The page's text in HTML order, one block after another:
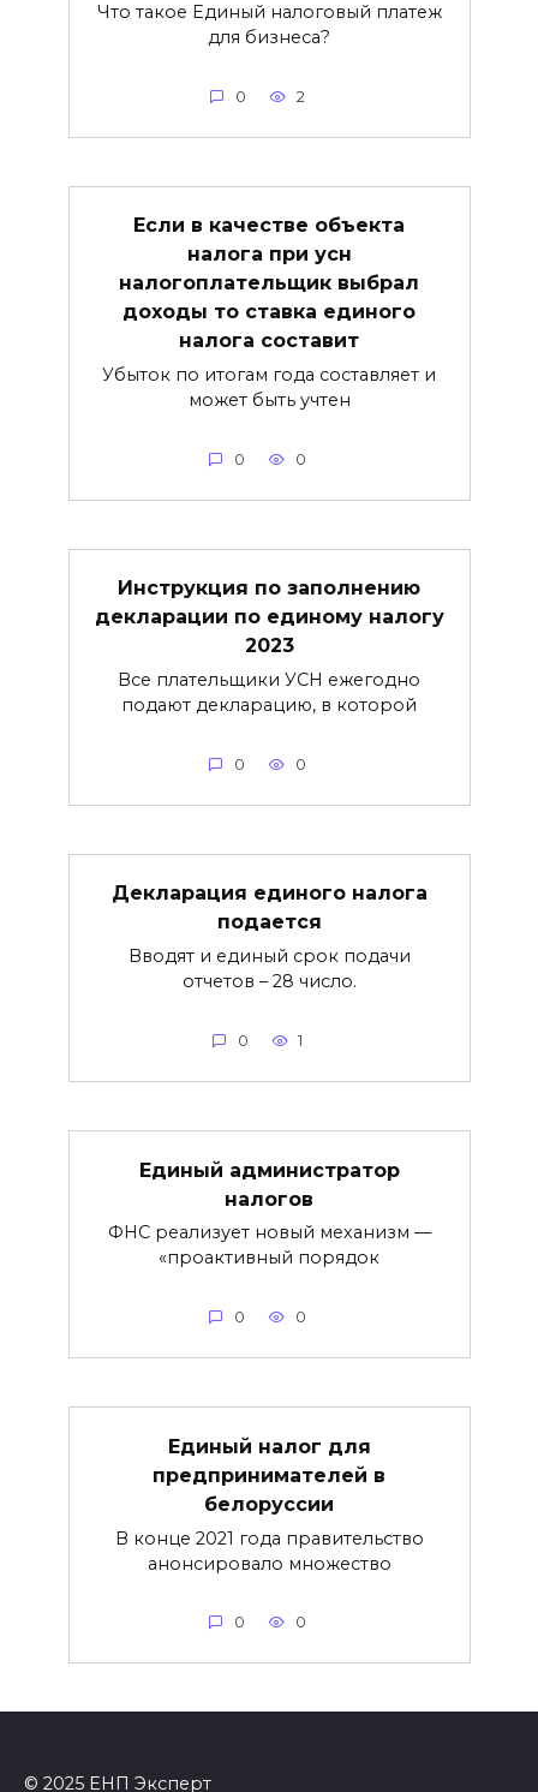
Что такое Единый налоговый платеж
для бизнеса?
0 2
Если в качестве объекта
налога при усн
налогоплательщик выбрал
доходы то ставка единого
налога составит
Убыток по итогам года составляет и
может быть учтен
0 0
Инструкция по заполнению
декларации по единому налогу
2023
Все плательщики УСН ежегодно
подают декларацию, в которой
0 0
Декларация единого налога
подается
Вводят и единый срок подачи
отчетов – 28 число.
0 1
Единый администратор
налогов
ФНС реализует новый механизм —
«проактивный порядок
0 0
Единый налог для
предпринимателей в
белоруссии
В конце 2021 года правительство
анонсировало множество
0 0
© 2025 ЕНП Эксперт